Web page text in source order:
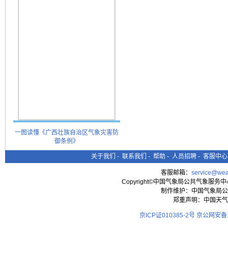
一图读懂《广西壮族自治区气象灾害防
御条例》
关于我们 - 联系我们 - 帮助 - 人员招聘 - 客服中心
客服邮箱：
Copyright©中国气象局公共气象服务
制作维护：中国气象局
郑重声明：中国天
京ICP证010385-2号 京公网安